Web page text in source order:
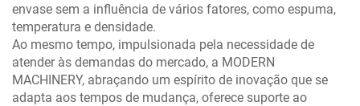
envase sem a influência de vários fatores, como espuma,
temperatura e densidade.
Ao mesmo tempo, impulsionada pela necessidade de
atender às demandas do mercado, a MODERN
MACHINERY, abraçando um espírito de inovação que se
adapta aos tempos de mudança, oferece suporte ao